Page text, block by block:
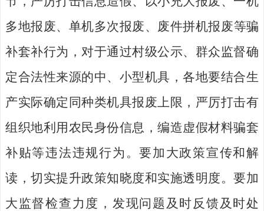
多地报废、单机多次报废、 废件拼机报废等骗
补套补行为 ，对于通过村级公示、群众监督确
定合法性来源的中、小型机具，各地要结合生
产实际确定同种类机具报废上限，严厉打击有
组织地利用农民身份信息，编造虚假材料骗套
补贴等违法违规行为。要加大政策宣传和解
读，切实提升政策知晓度和实施透明度。要加
大监督检查力度，发现问题及时反馈及时处